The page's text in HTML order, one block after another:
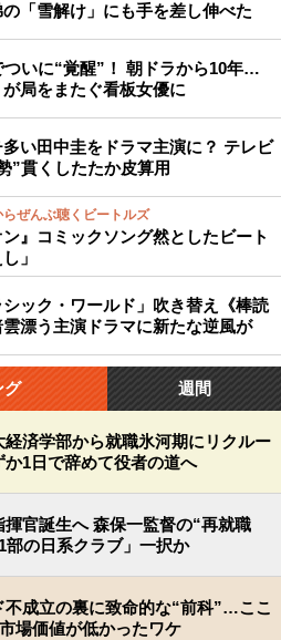
「雪解け」にも手を差し伸べた
ついに“覚醒”！ 朝ドラから10年…
が局をまたぐ看板女優に
い田中圭をドラマ主演に？ テレビ
”貫くしたたか皮算用
ぜんぶ聴くビートルズ
ン』コミックソング然としたビート
」
ック・ワールド」吹き替え《棒読
漂う主演ドラマに新たな逆風が
グ 週間
済学部から就職氷河期にリクルー
か1日で辞めて役者の道へ
揮官誕生へ 森保一監督の“再就職
部の日系クラブ」一択か
不成立の裏に致命的な“前科”…ここ
場価値が低かったワケ